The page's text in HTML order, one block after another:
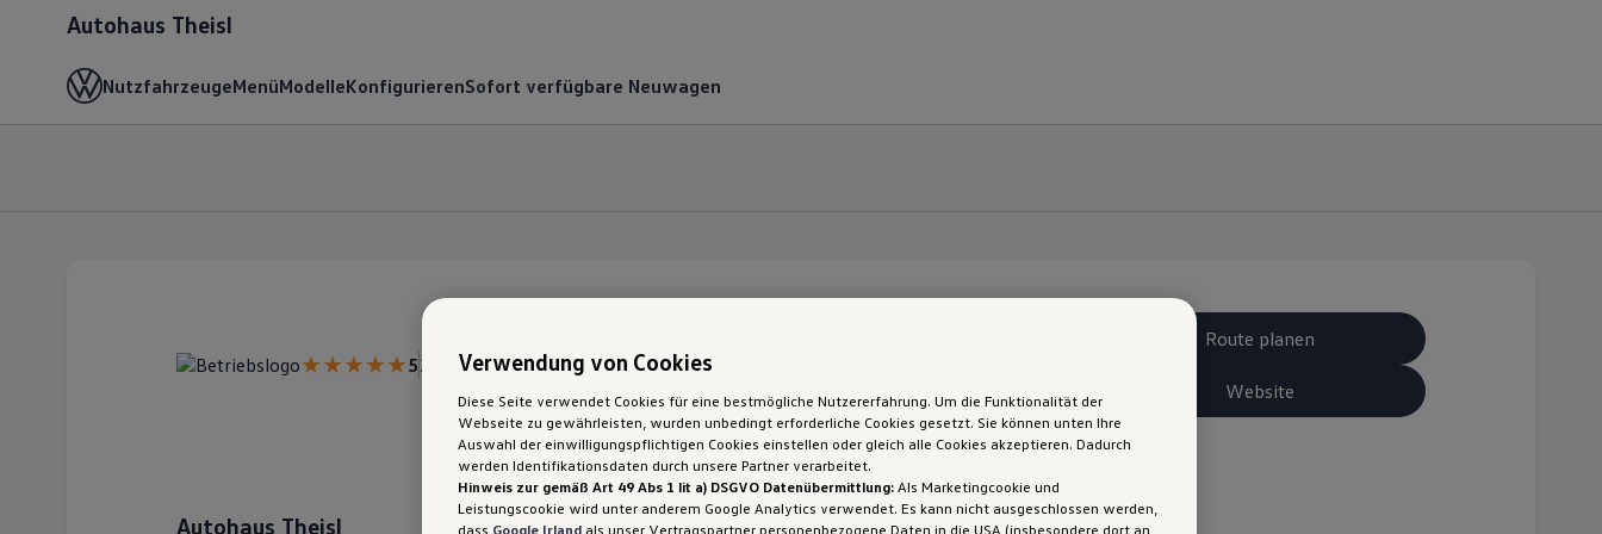
Autohaus Theisl
NutzfahrzeugeMenüModelleKonfigurierenSofort verfügbare Neuwagen
520 Bewertungen
Route planen
Website
Autohaus Theisl
Verwendung von Cookies
Diese Seite verwendet Cookies für eine bestmögliche Nutzererfahrung. Um die Funktionalität der
Webseite zu gewährleisten, wurden unbedingt erforderliche Cookies gesetzt. Sie können unten Ihre
Auswahl der einwilligungspflichtigen Cookies einstellen oder gleich alle Cookies akzeptieren. Dadurch
werden Identifikationsdaten durch unsere Partner verarbeitet.
Hinweis zur gemäß Art 49 Abs 1 lit a) DSGVO Datenübermittlung:Als Marketingcookie und
Leistungscookie wird unter anderem Google Analytics verwendet. Es kann nicht ausgeschlossen werden,
dass Google Irland als unser Vertragspartner personenbezogene Daten in die USA (insbesondere dort an